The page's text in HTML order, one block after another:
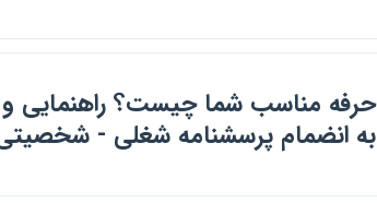
حرفه مناسب شما چيست؟
به انضمام پرسشنامه شغلي -